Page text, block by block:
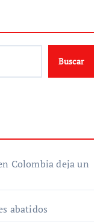
Buscar
Colombia deja un
abatidos